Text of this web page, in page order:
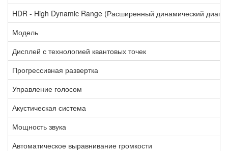
HDR - High Dynamic Range (Расширенный динамический
Модель
Дисплей с технологией квантовых точек
Прогрессивная развертка
Управление голосом
Акустическая система
Мощность звука
Автоматическое выравнивание громкости